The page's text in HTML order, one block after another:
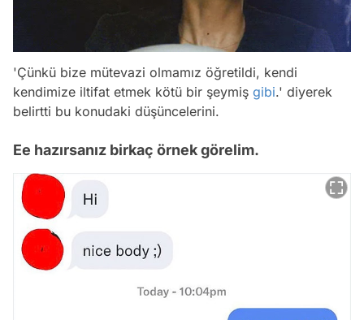
'Çünkü bize mütevazi olmamız öğretildi, kendi
kendimize iltifat etmek kötü bir şeymiş gibi.' diyerek
belirtti bu konudaki düşüncelerini.
Ee hazırsanız birkaç örnek görelim.